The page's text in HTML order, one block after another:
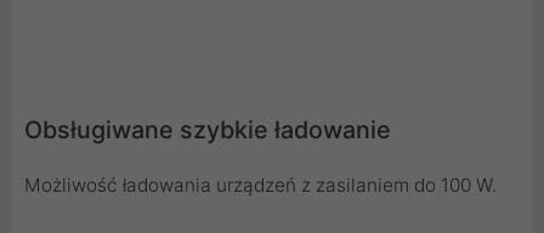
Obsługiwane szybkie ładowanie
Możliwość ładowania urządzeń z zasilaniem do 100 W.